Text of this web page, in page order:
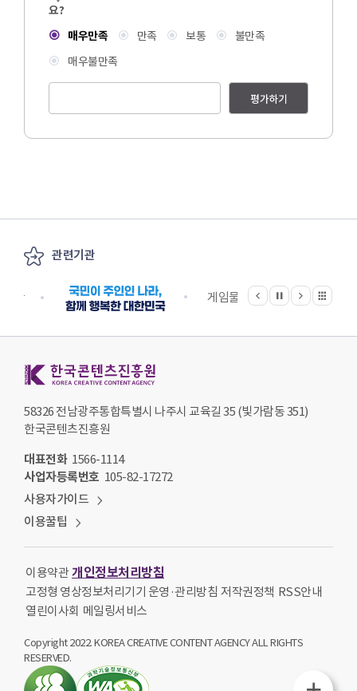
요?
매우만족
만족 보통
불만족
매우불만족
평가하기
관련기관
게임물관리위원회
이전
정지
다음 관련기관 전체보기
58326 전남광주통합특별시 나주시 교육길 35 (빛가람동 351)
한국콘텐츠진흥원
대표전화 1566-1114
사업자등록번호 105-82-17272
사용자가이드
이용꿀팁
이용약관 개인정보처리방침
고정형 영상정보처리기기 운영·관리방침 저작권정책 RSS안내
열린이사회 메일링서비스
Copyright 2022. KOREA CREATIVE CONTENT AGENCY ALL RIGHTS
RESERVED.